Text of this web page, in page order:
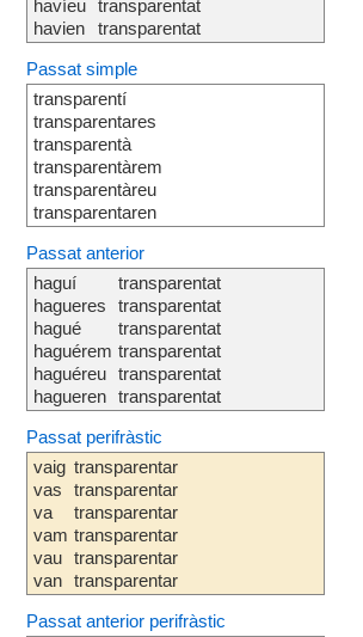
havíeu
havien
transparentat
transparentat
Passat simple
transparentí
transparentares
transparentà
transparentàrem
transparentàreu
transparentaren
Passat anterior
haguí
hagueres
hagué
haguérem
haguéreu
hagueren
transparentat
transparentat
transparentat
transparentat
transparentat
transparentat
Passat perifràstic
vaig
vas
va
vam
vau
van
transparentar
transparentar
transparentar
transparentar
transparentar
transparentar
Passat anterior perifràstic